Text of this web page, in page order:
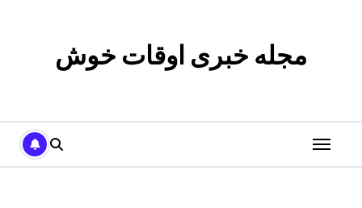
مجله خبری اوقات خوش